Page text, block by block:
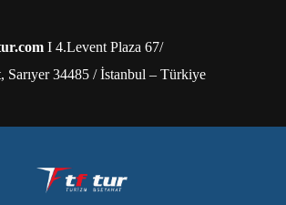
I 4.Levent Plaza 67/
Sarıyer 34485 / İstanbul – Türkiye